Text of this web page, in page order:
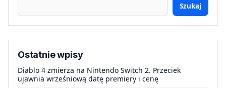
Szukaj
Ostatnie wpisy
Diablo 4 zmierza na Nintendo Switch 2. Przeciek
ujawnia wrześniową datę premiery i cenę